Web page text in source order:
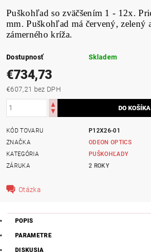
Puškohľad so zväčšením 1 - 12x.
mm. Puškohľad má červený, zelený
zámerného kríža.
Dostupnosť Skladem
€734,73
€607,21 bez DPH
KÓD TOVARU
P12X26-01
ZNAČKA
ODEON OPTICS
KATEGÓRIA
PUŠKOHĽADY
ZÁRUKA
2 ROKY
Otázka
POPIS
PARAMETRE
DISKUSIA